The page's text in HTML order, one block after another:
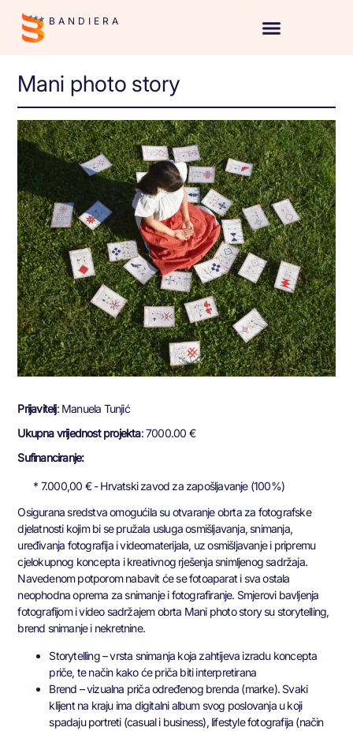
BANDIERA
Mani photo story
Prijavitelj: Manuela Tunjić
Ukupna vrijednost projekta: 7000.00 €
Sufinanciranje:
* 7.000,00 € - Hrvatski zavod za zapošljavanje (100%)
Osigurana sredstva omogućila su otvaranje obrta za fotografske
djelatnosti kojim bi se pružala usluga osmišljavanja, snimanja,
uređivanja fotografija i videomaterijala, uz osmišljavanje i pripremu
cjelokupnog koncepta i kreativnog rješenja snimljenog sadržaja.
Navedenom potporom nabavit će se fotoaparat i sva ostala
neophodna oprema za snimanje i fotografiranje. Smjerovi bavljenja
fotografijom i video sadržajem obrta Mani photo story su storytelling,
brend snimanje i nekretnine.
Storytelling – vrsta snimanja koja zahtijeva izradu koncepta
priče, te način kako će priča biti interpretirana
Brend – vizualna priča određenog brenda (marke). Svaki
klijent na kraju ima digitalni album svog poslovanja u koji
spadaju portreti (casual i business), lifestyle fotografija (način